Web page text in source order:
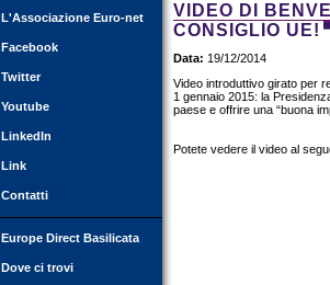
L'Associazione Euro-net
Facebook
Twitter
Youtube
LinkedIn
Link
Contatti
Europe Direct Basilicata
Dove ci trovi
VIDEO DI
CONSIGLIO UE!
Data: 19/12/2014
Video introduttivo girato per
1 gennaio 2015: la
paese e offrire una “buona
Potete vedere il video al